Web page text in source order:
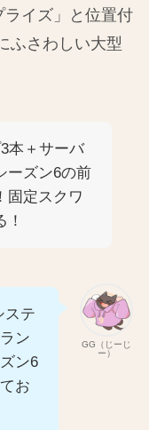
イズ」と位置付
ふさわしい大型
本＋サーバ
ーズン6の前
固定スクワ
GG（じーじ
ー）
ステ
ン
ン6
お